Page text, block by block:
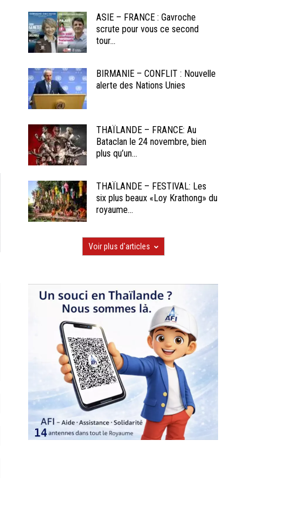
ASIE – FRANCE : Gavroche
scrute pour vous ce second
tour...
BIRMANIE – CONFLIT : Nouvelle
alerte des Nations Unies
THAÏLANDE – FRANCE: Au
Bataclan le 24 novembre, bien
plus qu’un...
THAÏLANDE – FESTIVAL: Les
six plus beaux «Loy Krathong» du
royaume...
Voir plus d'articles